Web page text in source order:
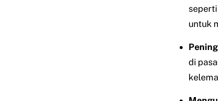
untuk
di